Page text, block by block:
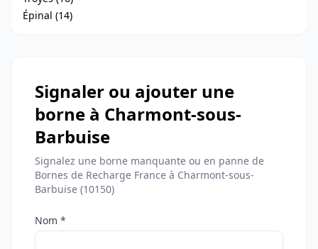
Épinal (14)
Signaler ou ajouter une
borne à Charmont-sous-
Barbuise
Signalez une borne manquante ou en panne de
Bornes de Recharge France à Charmont-sous-
Barbuise (10150)
Nom *